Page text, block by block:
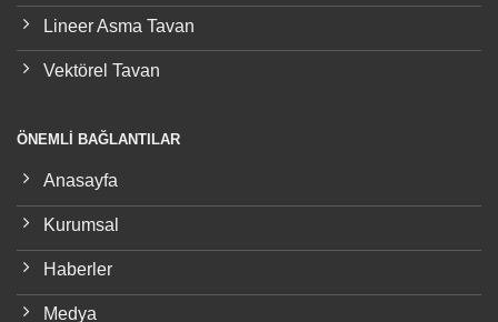
Lineer Asma Tavan
Vektörel Tavan
ÖNEMLI BAĞLANTILAR
Anasayfa
Kurumsal
Haberler
Medya